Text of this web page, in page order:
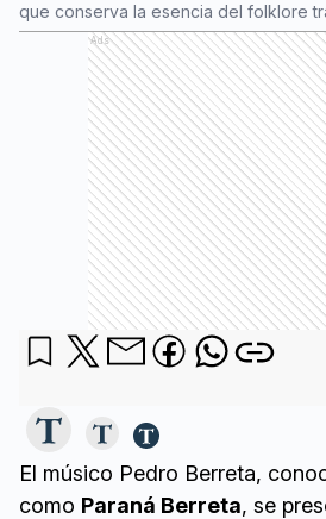
que conserva la esencia del folklore
Ads
El músico Pedro Berreta,
como Paraná Berreta, se